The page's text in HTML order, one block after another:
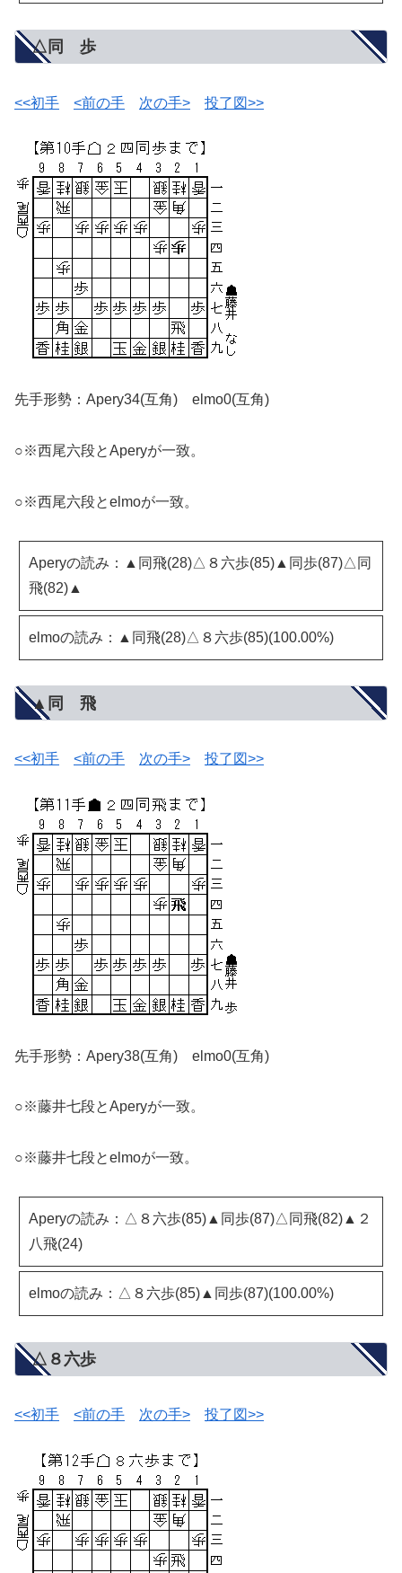
△同 歩
<<初手 <前の手 次の手> 投了図>>
先手形勢：Apery34(互角) elmo0(互角)
○※西尾六段とAperyが一致。
○※西尾六段とelmoが一致。
Aperyの読み：▲同飛(28)△８六歩(85)▲同歩(87)△同
飛(82)▲
elmoの読み：▲同飛(28)△８六歩(85)(100.00%)
▲同 飛
<<初手 <前の手 次の手> 投了図>>
先手形勢：Apery38(互角) elmo0(互角)
○※藤井七段とAperyが一致。
○※藤井七段とelmoが一致。
Aperyの読み：△８六歩(85)▲同歩(87)△同飛(82)▲２
八飛(24)
elmoの読み：△８六歩(85)▲同歩(87)(100.00%)
△８六歩
<<初手 <前の手 次の手> 投了図>>